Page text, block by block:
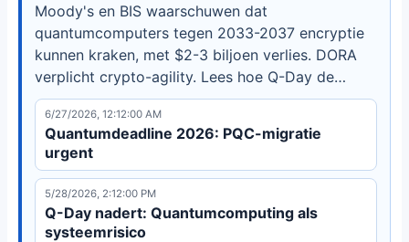
Moody's en BIS waarschuwen dat
quantumcomputers tegen 2033-2037 encryptie
kunnen kraken, met $2-3 biljoen verlies. DORA
verplicht crypto-agility. Lees hoe Q-Day de
mondiale financiën bedreigt en wat instellingen
moeten doen.
6/27/2026, 12:12:00 AM
Quantumdeadline 2026: PQC-migratie
urgent
5/28/2026, 2:12:00 PM
Q-Day nadert: Quantumcomputing als
systeemrisico